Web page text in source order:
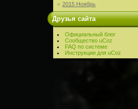
2015 Ноябрь
Друзья сайта
Официальный блог
Сообщество uCoz
FAQ по системе
Инструкции для uCoz